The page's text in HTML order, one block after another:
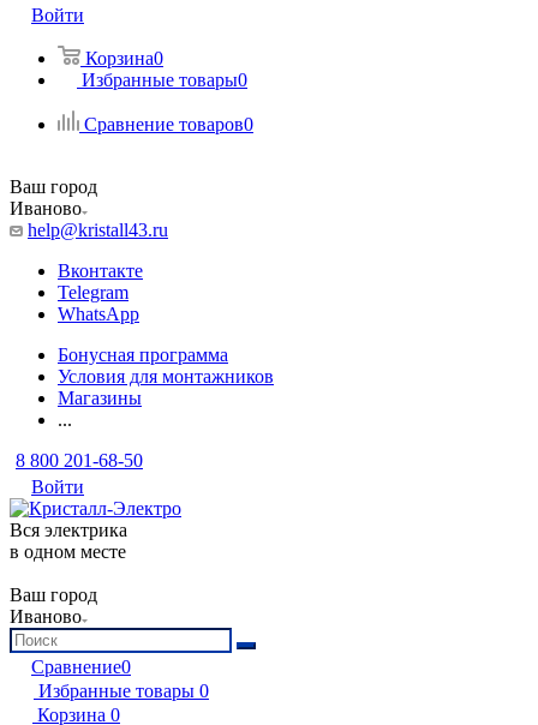
Войти
Корзина0
Избранные товары0
Сравнение товаров0
Ваш город
Иваново
help@kristall43.ru
Вконтакте
Telegram
WhatsApp
Бонусная программа
Условия для монтажников
Магазины
...
8 800 201-68-50
Войти
Вся электрика
в одном месте
Ваш город
Иваново
Сравнение0
Избранные товары 0
Корзина 0